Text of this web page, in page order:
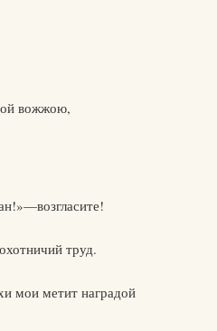
вожжою,
труд.
мои метит наградой